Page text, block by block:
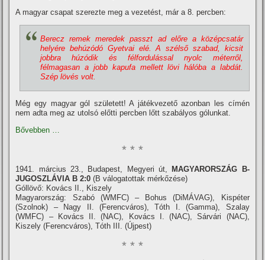
A magyar csapat szerezte meg a vezetést, már a 8. percben:
Berecz remek meredek passzt ad előre a középcsatár
helyére behúzódó Gyetvai elé. A szélső szabad, kicsit
jobbra húzódik és félfordulással nyolc méterről,
félmagasan a jobb kapufa mellett lövi hálóba a labdát.
Szép lövés volt.
Még egy magyar gól született! A játékvezető azonban les cí­mén
nem adta meg az utolsó előtti percben lőtt szabályos gólunkat.
Bővebben …
* * *
1941. március 23., Budapest, Megyeri út,
MAGYARORSZÁG B-
JUGOSZLÁVIA B 2:0 (B válogatottak mérkőzése)
Góllövő: Kovács II., Kiszely
Magyarország: Szabó (WMFC) – Bohus (DiMÁVAG), Kispéter
(Szolnok) – Nagy II. (Ferencváros), Tóth I. (Gamma), Szalay
(WMFC) – Kovács II. (NAC), Kovács I. (NAC), Sárvári (NAC),
Kiszely (Ferencváros), Tóth III. (Újpest)
* * *